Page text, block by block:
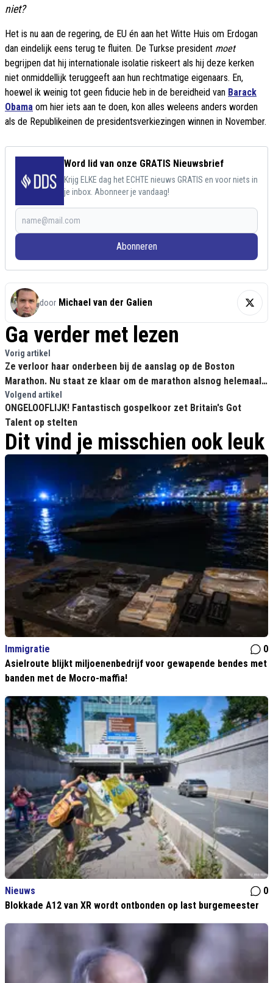
niet?
Het is nu aan de regering, de EU én aan het Witte Huis om Erdogan
dan eindelijk eens terug te fluiten. De Turkse president moet
begrijpen dat hij internationale isolatie riskeert als hij deze kerken
niet onmiddellijk teruggeeft aan hun rechtmatige eigenaars. En,
hoewel ik weinig tot geen fiducie heb in de bereidheid van Barack
Obama om hier iets aan te doen, kon alles weleens anders worden
als de Republikeinen de presidentsverkiezingen winnen in November.
Word lid van onze GRATIS Nieuwsbrief
Krijg ELKE dag het ECHTE nieuws GRATIS en voor niets in
je inbox. Abonneer je vandaag!
Abonneren
door Michael van der Galien
Ga verder met lezen
Vorig artikel
Ze verloor haar onderbeen bij de aanslag op de Boston
Marathon. Nu staat ze klaar om de marathon alsnog helemaal
uit te lopen
Volgend artikel
ONGELOOFLIJK! Fantastisch gospelkoor zet Britain's Got
Talent op stelten
Dit vind je misschien ook leuk
Immigratie
0
Asielroute blijkt miljoenenbedrijf voor gewapende bendes met
banden met de Mocro-maffia!
Nieuws
0
Blokkade A12 van XR wordt ontbonden op last burgemeester